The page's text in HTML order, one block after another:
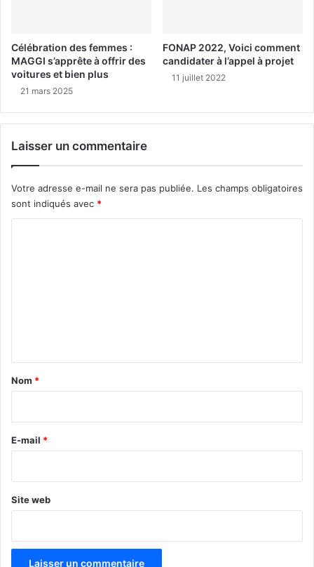
Célébration des femmes :
MAGGI s’apprête à offrir des
voitures et bien plus
21 mars 2025
FONAP 2022, Voici comment
candidater à l’appel à projet
11 juillet 2022
Laisser un commentaire
Votre adresse e-mail ne sera pas publiée. Les champs obligatoires
sont indiqués avec *
a
e
Nom *
E-mail *
Site web